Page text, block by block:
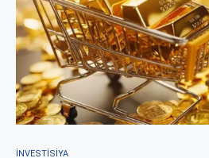
İNVESTISIYA